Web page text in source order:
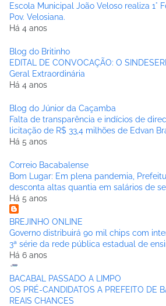
Escola Municipal João Veloso realiza 1°
Pov. Velosiana.
Há 4 anos
Blog do Britinho
EDITAL DE CONVOCAÇÃO: O
Geral Extraordinária
Há 4 anos
Blog do Júnior da Caçamba
Falta de transparência e indícios de
licitação de R$ 33,4 milhões de Edvan
Há 5 anos
Correio Bacabalense
Bom Lugar: Em plena pandemia,
desconta altas quantia em salários de
Há 5 anos
BREJINHO ONLINE
Governo distribuirá 90 mil chips com
3ª série da rede pública estadual de
Há 6 anos
BACABAL PASSADO A LIMPO
OS PRÉ-CANDIDATOS A PREFEITO DE
REAIS CHANCES